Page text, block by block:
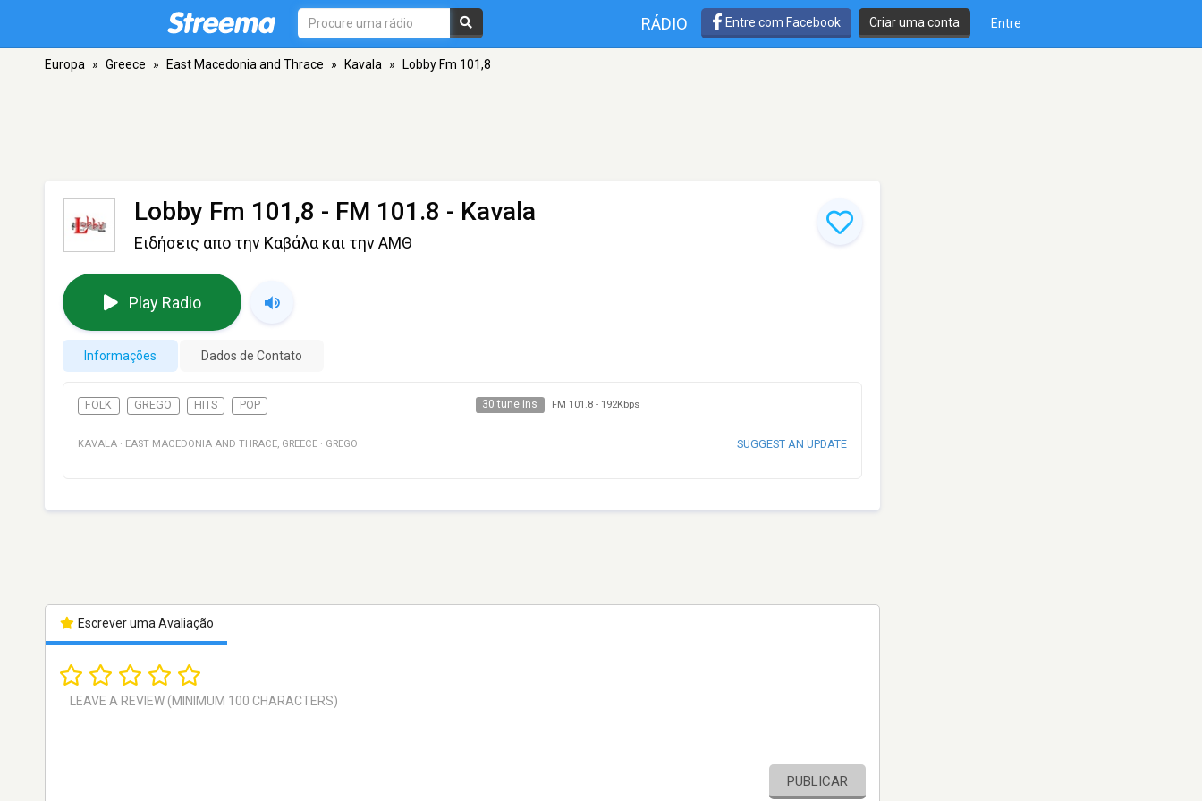
RÁDIO Entre com Facebook Criar uma conta Entre
Europa » Greece » East Macedonia and Thrace » Kavala » Lobby Fm 101,8
Lobby Fm 101,8 - FM 101.8 - Kavala
Ειδήσεις απο την Καβάλα και την ΑΜΘ
Play Radio
Informações Dados de Contato
FOLK GREGO HITS POP 30 tune ins FM 101.8- 192Kbps
KAVALA · EAST MACEDONIA AND THRACE, GREECE · GREGO SUGGEST AN UPDATE
Escrever uma Avaliação
PUBLICAR